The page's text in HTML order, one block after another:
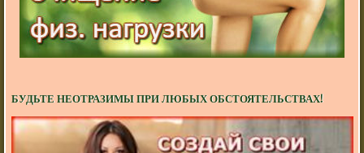
БУДЬТЕ НЕОТРАЗИМЫ ПРИ ЛЮБЫХ ОБСТОЯТЕЛЬСТВАХ!